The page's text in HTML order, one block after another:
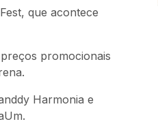
que acontece
promocionais
Harmonia e